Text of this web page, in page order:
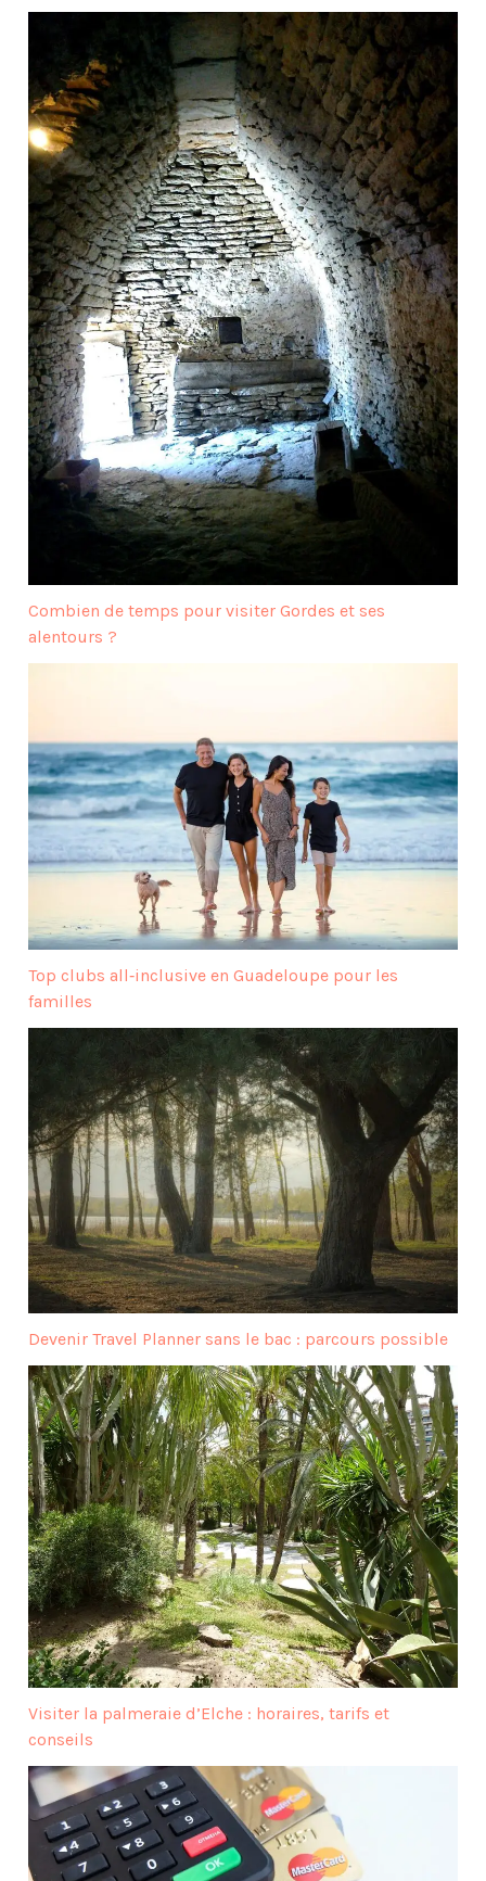
Combien de temps pour visiter Gordes et ses
alentours ?
Top clubs all‑inclusive en Guadeloupe pour les
familles
Devenir Travel Planner sans le bac : parcours possible
Visiter la palmeraie d’Elche : horaires, tarifs et
conseils